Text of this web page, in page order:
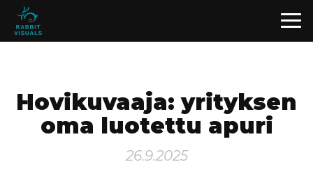
Hovikuvaaja: yrityksen
oma luotettu apuri
26.9.2025